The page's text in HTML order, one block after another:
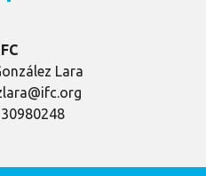
Lara